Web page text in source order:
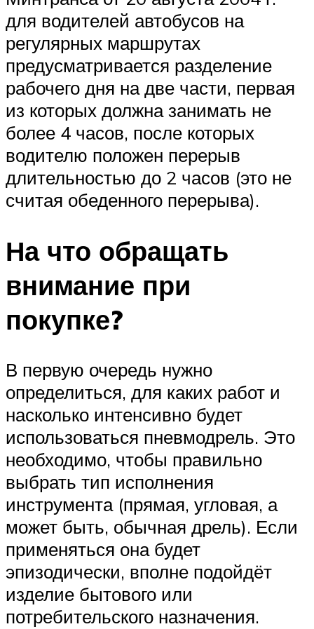
для водителей автобусов на
регулярных маршрутах
предусматривается разделение
рабочего дня на две части, первая
из которых должна занимать не
более 4 часов, после которых
водителю положен перерыв
длительностью до 2 часов (это не
считая обеденного перерыва).
На что обращать
внимание при
покупке?
В первую очередь нужно
определиться, для каких работ и
насколько интенсивно будет
использоваться пневмодрель. Это
необходимо, чтобы правильно
выбрать тип исполнения
инструмента (прямая, угловая, а
может быть, обычная дрель). Если
применяться она будет
эпизодически, вполне подойдёт
изделие бытового или
потребительского назначения.